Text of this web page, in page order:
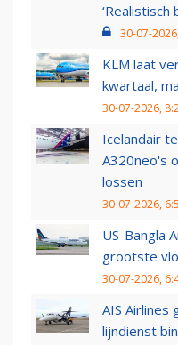
‘Realistisch
30-07-
KLM laat
kwartaal,
30-07-2026,
Icelandair
A320neo's
lossen
30-07-2026,
US-Bangla
grootste
30-07-2026,
AIS Airlines
lijndienst